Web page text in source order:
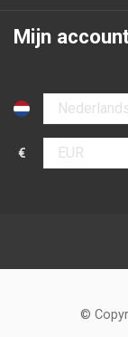
Mijn
Selecteer taal
€
Selecteer valuta
©